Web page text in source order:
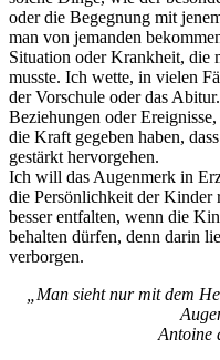
oder die Begegnung mit
man von jemanden
Situation oder Krankheit, die
musste. Ich wette, in vielen
der Vorschule oder das
Beziehungen oder
die Kraft gegeben haben,
gestärkt hervorgehen.
Ich will das Augenmerk in
die Persönlichkeit der Kinder
besser entfalten, wenn die
behalten dürfen, denn darin
verborgen.
„Man sieht nur mit dem
Antoine